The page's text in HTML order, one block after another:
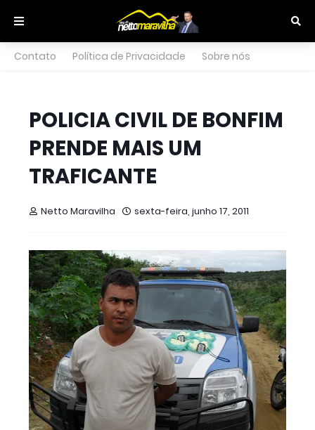
Contato Política de Privacidade Sobre nós
POLICIA CIVIL DE BONFIM
PRENDE MAIS UM
TRAFICANTE
Netto Maravilha sexta-feira, junho 17, 2011